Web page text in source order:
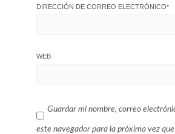
DIRECCIÓN DE CORREO ELECTRÓNICO*
WEB
Guardar mi nombre, correo
este navegador para la próxima vez